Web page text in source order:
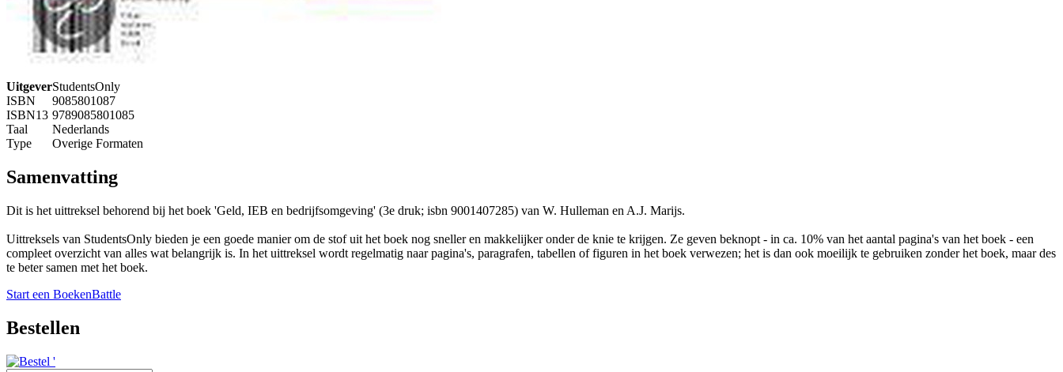
UitgeverStudentsOnly
ISBN
9085801087
ISBN13 9789085801085
Taal
Nederlands
Type
Overige Formaten
Samenvatting
Dit is het uittreksel behorend bij het boek 'Geld, IEB en bedrijfsomgeving' (3e druk; isbn 9001407285) van W. Hulleman en A.J. Marijs.
Uittreksels van StudentsOnly bieden je een goede manier om de stof uit het boek nog sneller en makkelijker onder de knie te krijgen. Ze geven beknopt - in ca. 10% van het aantal pagina's van het boek - een
compleet overzicht van alles wat belangrijk is. In het uittreksel wordt regelmatig naar pagina's, paragrafen, tabellen of figuren in het boek verwezen; het is dan ook moeilijk te gebruiken zonder het boek, maar des
te beter samen met het boek.
Start een BoekenBattle
Bestellen